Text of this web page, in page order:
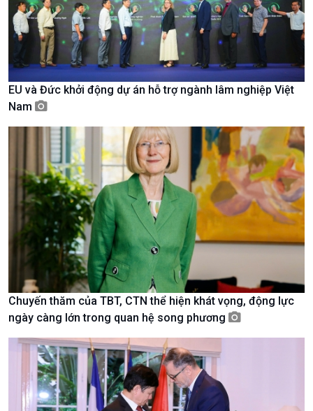
Giới thiệu
Thời sự
Thời sự 6h
Thời sự 12h
Thời sự 18h
Thời sự 21h30
Bản tin
Chuyên mục
Theo dòng Thời sự
EU và Đức khởi động dự án hỗ trợ ngành lâm nghiệp Việt
Nam
Chuyến thăm của TBT, CTN thể hiện khát vọng, động lực
ngày càng lớn trong quan hệ song phương